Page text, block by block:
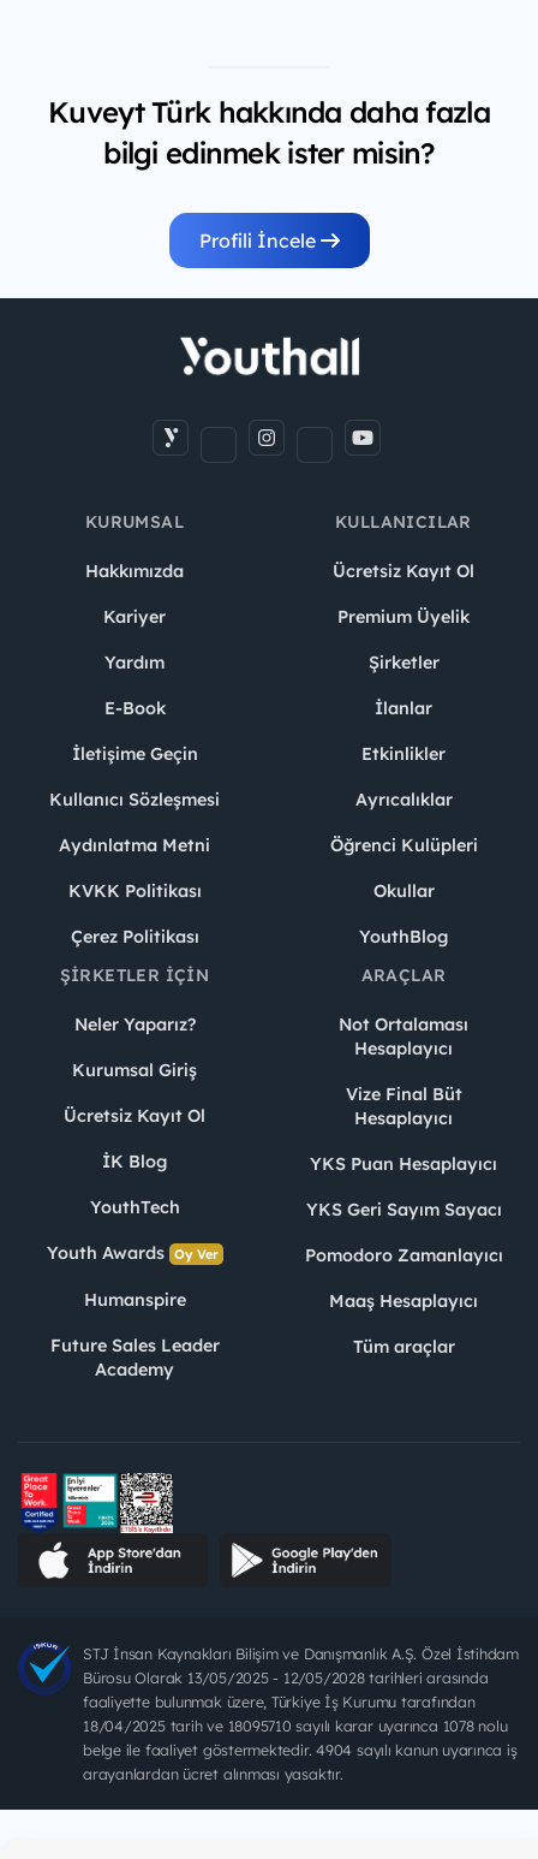
Kuveyt Türk hakkında daha fazla
bilgi edinmek ister misin?
Profili İncele
KURUMSAL
Hakkımızda
Kariyer
Yardım
E-Book
İletişime Geçin
Kullanıcı Sözleşmesi
Aydınlatma Metni
KVKK Politikası
Çerez Politikası
KULLANICILAR
Ücretsiz Kayıt Ol
Premium Üyelik
Şirketler
İlanlar
Etkinlikler
Ayrıcalıklar
Öğrenci Kulüpleri
Okullar
YouthBlog
ŞIRKETLER İÇIN
Neler Yaparız?
Kurumsal Giriş
Ücretsiz Kayıt Ol
İK Blog
YouthTech
Youth Awards Oy Ver
Humanspire
Future Sales Leader
Academy
ARAÇLAR
Not Ortalaması
Hesaplayıcı
Vize Final Büt
Hesaplayıcı
YKS Puan Hesaplayıcı
YKS Geri Sayım Sayacı
Pomodoro Zamanlayıcı
Maaş Hesaplayıcı
Tüm araçlar
STJ İnsan Kaynakları Bilişim ve Danışmanlık A.Ş. Özel İstihdam
Bürosu Olarak 13/05/2025 - 12/05/2028 tarihleri arasında
faaliyette bulunmak üzere, Türkiye İş Kurumu tarafından
18/04/2025 tarih ve 18095710 sayılı karar uyarınca 1078 nolu
belge ile faaliyet göstermektedir. 4904 sayılı kanun uyarınca iş
arayanlardan ücret alınması yasaktır.